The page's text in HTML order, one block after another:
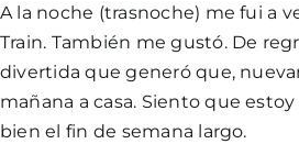
A la noche (trasnoche) me fui a
Train. También me gustó. De
divertida que generó que,
mañana a casa. Siento que
bien el fin de semana largo.